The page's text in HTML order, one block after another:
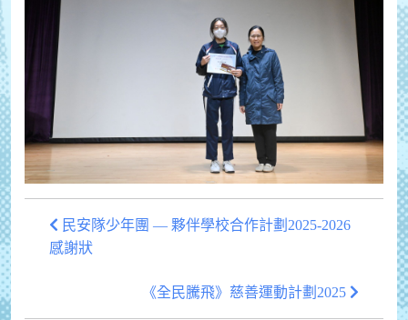
民安隊少年團 — 夥伴學校合作計劃2025-2026
感謝狀
《全民騰飛》慈善運動計劃2025